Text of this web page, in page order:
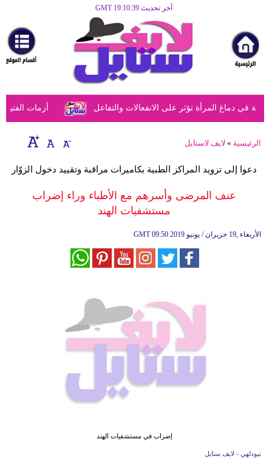
آخر تحديث GMT 19:10:39
مرأة
أزياء
أزياء
إسلامية
ديكور
أزمات دماغ المرأة تؤثر على الانفعالات والتفاعل
الرئيسية » لايف لاستايل
دعوا إلى تزويد المراكز الطبية بكاميرات مراقبة وتقييد دخول الزوّار
عنف المرضى وأسرهم مع الأطباء وراء إضراب
مستشفيات الهند
GMT 09:50 2019 الأربعاء ,19 حزيران / يونيو
إضراب في مستشفيات الهند
نيودلهي - لايف ستايل